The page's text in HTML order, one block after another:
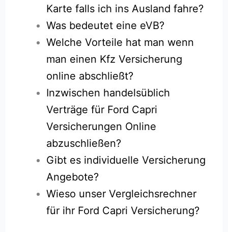
Karte falls ich ins Ausland fahre?
Was bedeutet eine eVB?
Welche Vorteile hat man wenn
man einen Kfz Versicherung
online abschließt?
Inzwischen handelsüblich
Verträge für Ford Capri
Versicherungen Online
abzuschließen?
Gibt es individuelle Versicherung
Angebote?
Wieso unser Vergleichsrechner
für ihr Ford Capri Versicherung?